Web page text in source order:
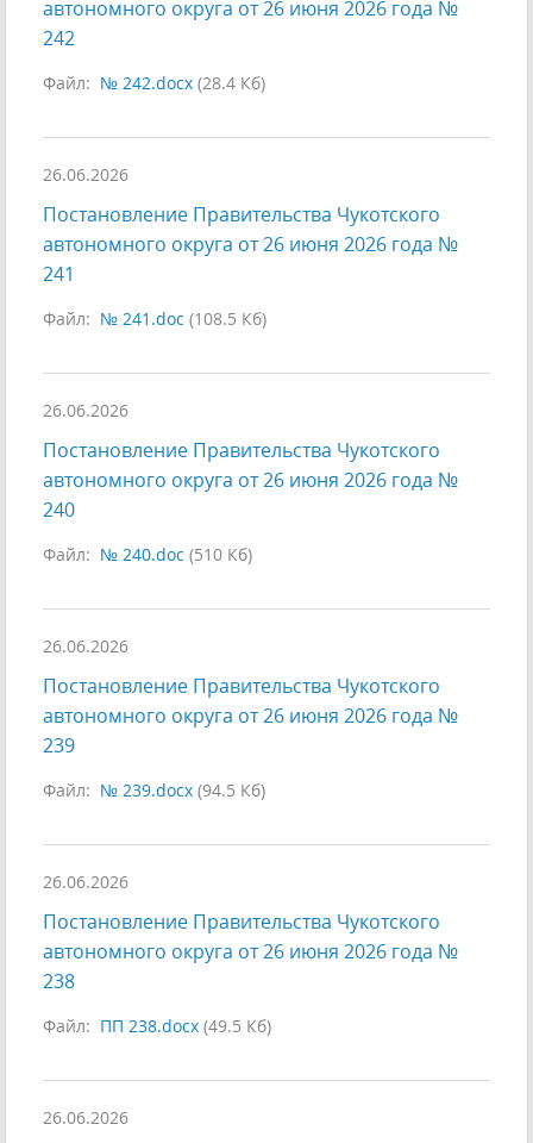
автономного округа от 26 июня 2026 года №
242
Файл: № 242.docx (28.4 Кб)
26.06.2026
Постановление Правительства Чукотского
автономного округа от 26 июня 2026 года №
241
Файл: № 241.doc (108.5 Кб)
26.06.2026
Постановление Правительства Чукотского
автономного округа от 26 июня 2026 года №
240
Файл: № 240.doc (510 Кб)
26.06.2026
Постановление Правительства Чукотского
автономного округа от 26 июня 2026 года №
239
Файл: № 239.docx (94.5 Кб)
26.06.2026
Постановление Правительства Чукотского
автономного округа от 26 июня 2026 года №
238
Файл: ПП 238.docx (49.5 Кб)
26.06.2026